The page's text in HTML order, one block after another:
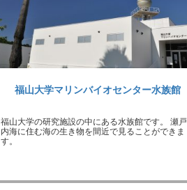
福山大学マリンバイオセンター水族館
福山大学の研究施設の中にある水族館です。 瀬戸
内海に住む海の生き物を間近で見ることができま
す。